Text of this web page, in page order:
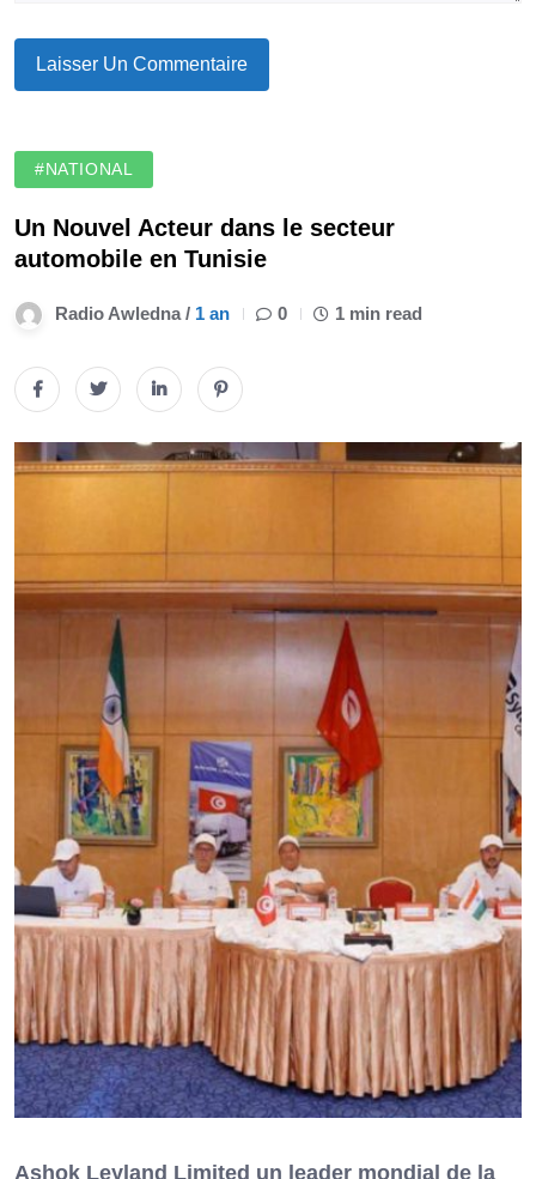
#NATIONAL
Un Nouvel Acteur dans le secteur
automobile en Tunisie
Radio Awledna / 1 an 0 1 min read
Ashok Leyland Limited un leader mondial de la